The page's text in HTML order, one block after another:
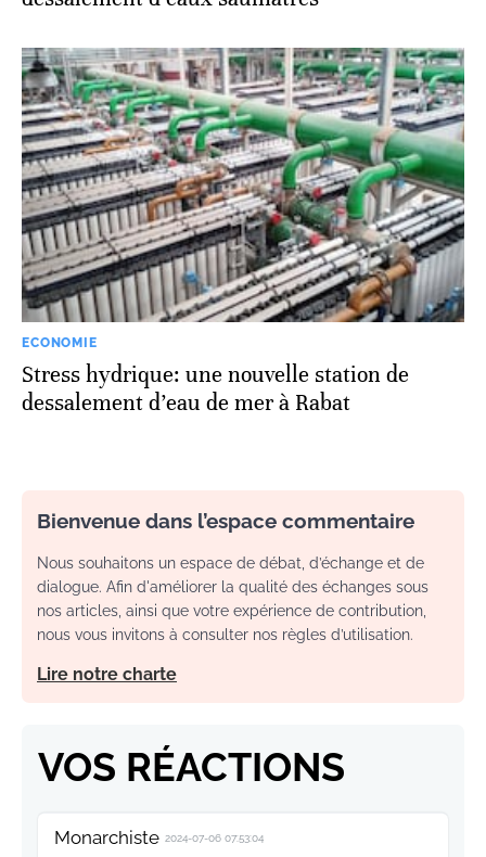
ECONOMIE
Stress hydrique: une nouvelle station de
dessalement d’eau de mer à Rabat
Bienvenue dans l’espace commentaire
Nous souhaitons un espace de débat, d’échange et de
dialogue. Afin d'améliorer la qualité des échanges sous
nos articles, ainsi que votre expérience de contribution,
nous vous invitons à consulter nos règles d’utilisation.
Lire notre charte
VOS RÉACTIONS
Monarchiste 2024-07-06 07:53:04